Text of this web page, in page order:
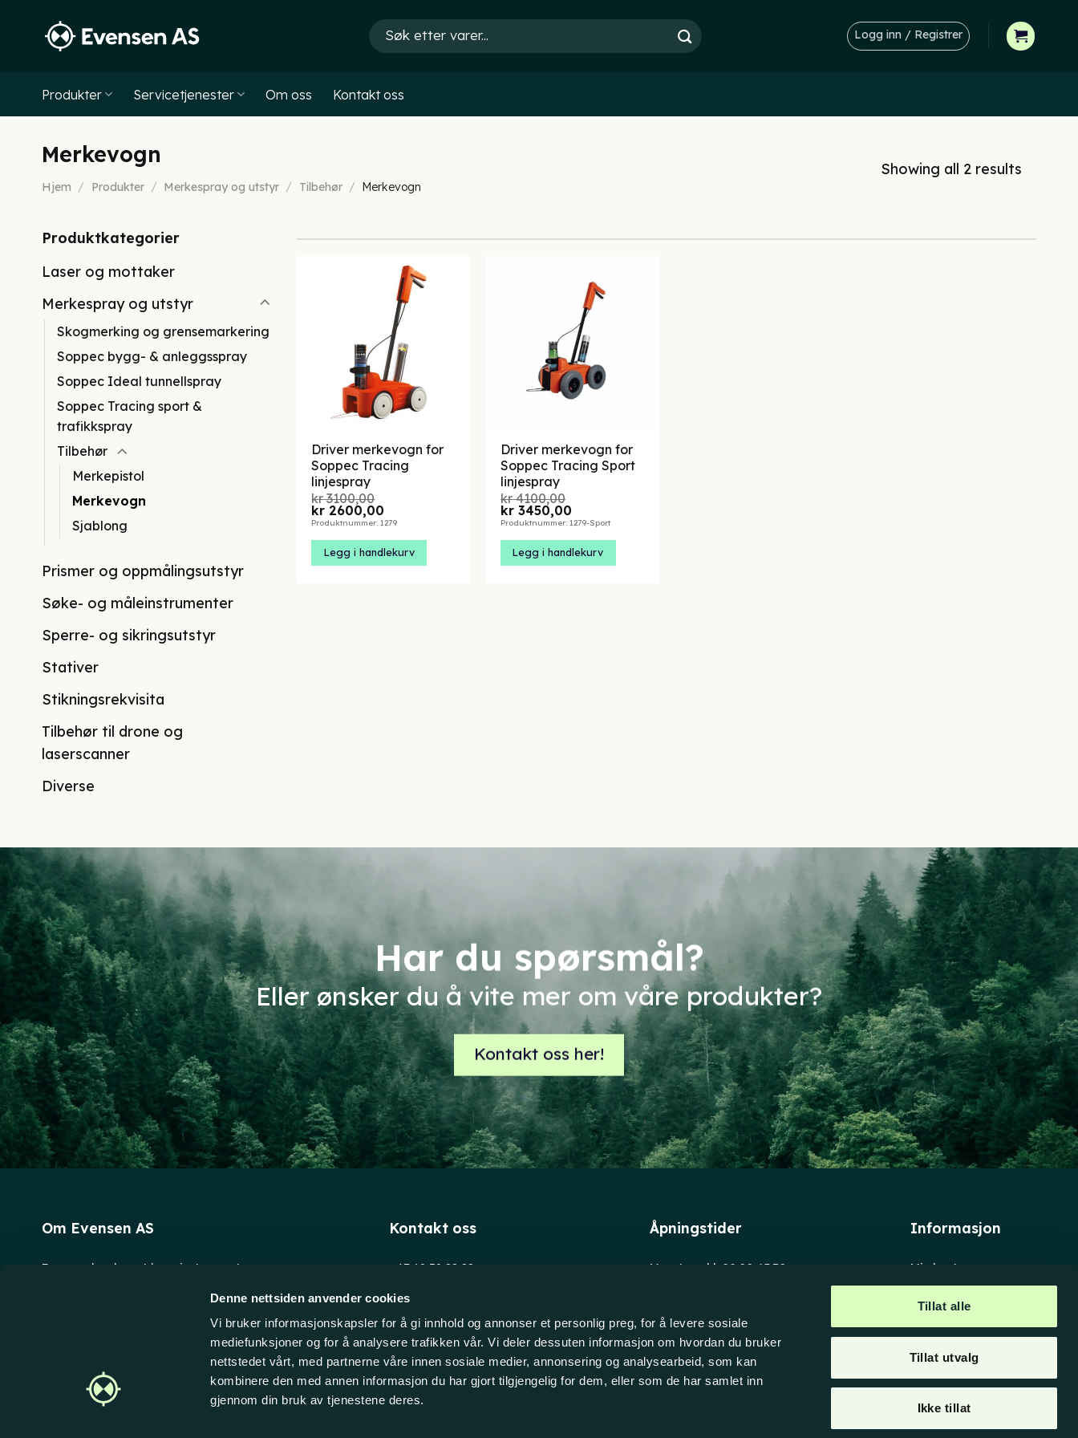
Denne nettsiden anvender cookies
Vi bruker informasjonskapsler for å gi innhold og annonser et personlig preg, for å levere sosiale
mediefunksjoner og for å analysere trafikken vår. Vi deler dessuten informasjon om hvordan du bruker
nettstedet vårt, med partnerne våre innen sosiale medier, annonsering og analysearbeid, som kan
kombinere den med annen informasjon du har gjort tilgjengelig for dem, eller som de har samlet inn
gjennom din bruk av tjenestene deres.
Tillat alle
Tillat utvalg
Ikke tillat
Søk
etter:
Logg inn / Registrer
Produkter Servicetjenester Om oss Kontakt oss
Merkevogn
Hjem / Produkter / Merkespray og utstyr / Tilbehør / Merkevogn
Showing all 2 results
Produktkategorier
Laser og mottaker
Merkespray og utstyr
Skogmerking og grensemarkering
Soppec bygg- & anleggsspray
Soppec Ideal tunnellspray
Soppec Tracing sport &
trafikkspray
Tilbehør
Merkepistol
Merkevogn
Sjablong
Prismer og oppmålingsutstyr
Søke- og måleinstrumenter
Sperre- og sikringsutstyr
Stativer
Stikningsrekvisita
Tilbehør til drone og
laserscanner
Diverse
Driver merkevogn for
Soppec Tracing
linjespray
kr3100,00
Opprinnelig
pris
kr 3100,00.
kr 2600,00
pris
kr 2600,00.
Produktnummer: 1279
Legg i handlekurv
Driver merkevogn for
Soppec Tracing Sport
linjespray
kr4100,00
Opprinnelig
pris
kr 4100,00.
kr 3450,00
pris
kr 3450,00.
Produktnummer: 1279-Sport
Legg i handlekurv
Har du spørsmål?
Eller ønsker du å vite mer om våre produkter?
Kontakt oss her!
Om Evensen AS
Evensen har levert laserinstrumenter og
markedet siden 1996. Vi holder til fem minutters
biltur fra Fredrikstad sentrum. Personlig service og
raske leveranser er vårt fokus - velkommen til å
Kontakt oss
+47 69 39 88 88
Org.nr: 930193135
Åpningstider
Man-tors: kl. 08.00-15.30
Trykkeriveien 8
1653 Sellebakk
NORGE
Informasjon
Min konto
Salgs- og
leveringsbetingelser